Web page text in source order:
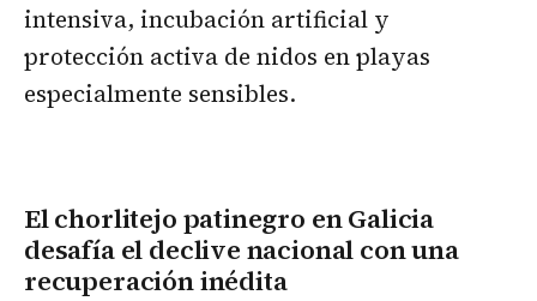
intensiva, incubación artificial y
protección activa de nidos en playas
especialmente sensibles.
El chorlitejo patinegro en Galicia
desafía el declive nacional con una
recuperación inédita